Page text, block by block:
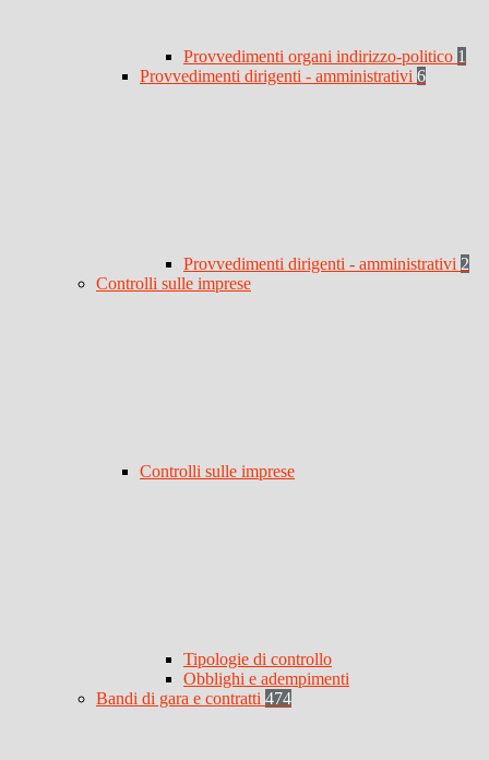
Provvedimenti organi indirizzo-politico 1
Provvedimenti dirigenti - amministrativi 6
Provvedimenti dirigenti - amministrativi 2
Controlli sulle imprese
Controlli sulle imprese
Tipologie di controllo
Obblighi e adempimenti
Bandi di gara e contratti 474